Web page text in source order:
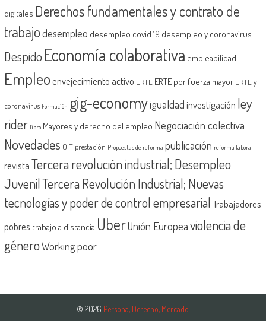
digitales Derechos fundamentales y contrato de
trabajodesempleo desempleo covid 19 desempleo y coronavirus
Despido Economía colaborativa empleabilidad
Empleoenvejecimiento activo ERTE ERTE por fuerza mayor ERTE y
coronavirus Formación gig-economyigualdadinvestigación ley
rider libro Mayores y derecho del empleo Negociación colectiva
Novedades OIT prestación Propuestas de reforma publicación reforma laboral
revistaTercera revolución industrial; Desempleo
JuvenilTercera Revolución Industrial; Nuevas
tecnologías y poder de control empresarial Trabajadores
pobres trabajo a distancia UberUnión Europeaviolencia de
géneroWorking poor
© 2026 Persona, Derecho, Mercado